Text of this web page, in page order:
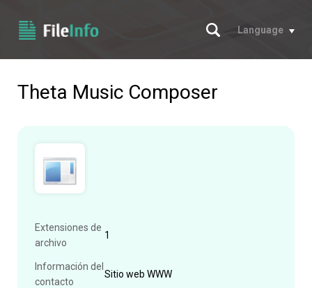
Buscar
Language
Theta Music Composer
Extensiones de
archivo
1
Información del
contacto
Sitio web WWW